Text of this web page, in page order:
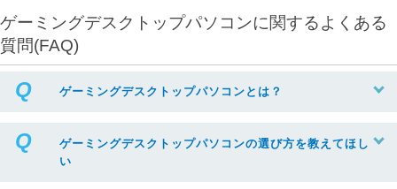
ゲーミングデスクトップパソコンに関するよくある
質問(FAQ)
ゲーミングデスクトップパソコンとは？
ゲーミングデスクトップパソコンの選び方を教えてほし
い